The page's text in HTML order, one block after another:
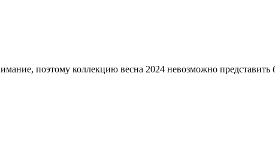
поэтому коллекцию весна 2024 невозможно